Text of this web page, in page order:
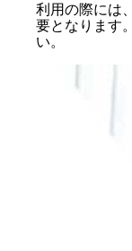
利用の際には
要となります
い。